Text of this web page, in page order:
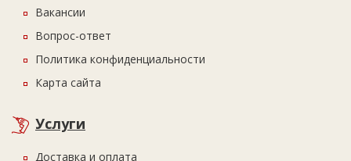
Вакансии
Вопрос-ответ
Политика конфиденциальности
Карта сайта
Услуги
Доставка и оплата